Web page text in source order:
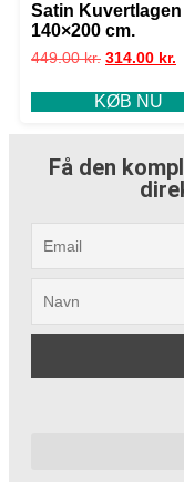
Satin Kuvertlagen
140×200 cm.
449.00kr. 314.00 kr.
KØB NU
Få den